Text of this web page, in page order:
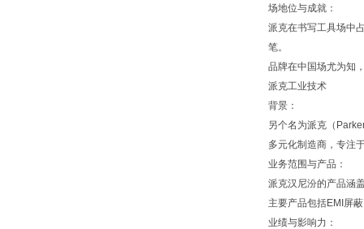
场地位与成就：
派克在书写工具场中
笔。
品牌在中国场尤为知
派克工业技术
背景：
另个名为派克（
多元化制造商，专注
业务范围与产品：
派克汉尼汾的产品涵
主要产品包括EMI屏
业绩与影响力：